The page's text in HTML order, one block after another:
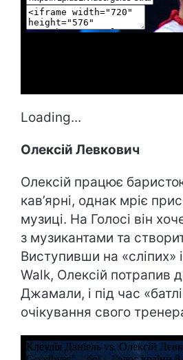
Loading...
Олексій Левкович
Олексій працює
кав’ярні, однак мріє
музиці. На Голосі він
з музикантами та
Виступивши на «сліпих»
Walk, Олексій потрапив
Джамали, і під час
очікування свого